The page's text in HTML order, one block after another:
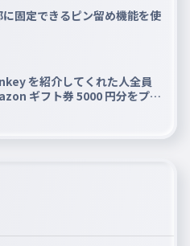
固定できるピン留め機能を使
を紹介してくれた人全員
ギフト券 5000 円分をプレ
ン!!